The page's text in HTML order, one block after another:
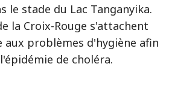
le stade du Lac Tanganyika.
la Croix-Rouge s'attachent
aux problèmes d'hygiène afin
de choléra.